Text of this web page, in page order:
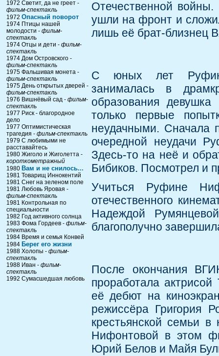
1972 Светит, да не греет -
фильм-спектакль
1972 Опасный поворот
1974 Птицы нашей
молодости - фильм-
спектакль
1974 Отцы и дети - фильм-
спектакль
1974 Дом Островского -
фильм-спектакль
1975 Фальшивая монета -
фильм-спектакль
1975 День открытых дверей -
фильм-спектакль
1976 Вишнёвый сад - фильм-
спектакль
1977 Риск - благородное
дело
1977 Оптимистическая
трагедия - фильм-спектакль
1979 С любимыми не
расставайтесь
1980 Жиголо и Жиголетта -
короткометражный
1980 Вам и не снилось...
1981 Товарищ Иннокентий
1981 Снег на зеленом поле
1981 Любовь Яровая -
фильм-спектакль
1981 Контрольная по
специальности
1982 Год активного солнца
1983 Фома Гордеев -фильм-
спектакль
1984 Время и семья Конвей
1984 Берег его жизни
1988 Холопы -фильм-
спектакль
1988 Иван - фильм-
спектакль
1992 Сумасшедшая любовь
Отечественной
ушли на фронт и
лишь её брат-близнец
С юных лет Руфина
занималась в
образования
только первые
неудачными. Сначала
очередной неудачи
Здесь-то на неё и
Бибиков. Посмотрел и
Учиться Руфине
отечественного
Надеждой
благополучно
После окончания
проработала актрисой
её дебют на
режиссёра Григория
крестьянской семьи
Нифонтовой в этом
Юрий Белов и Майя